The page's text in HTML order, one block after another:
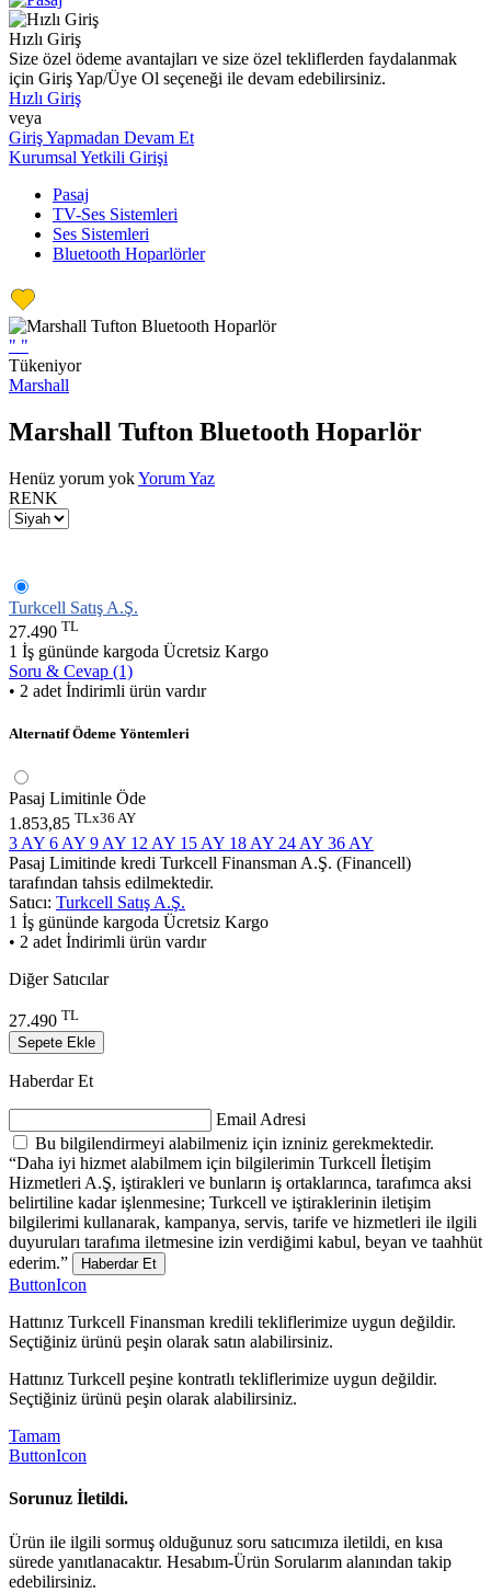
Hızlı Giriş
Size özel ödeme avantajları ve size özel tekliflerden faydalanmak
için Giriş Yap/Üye Ol seçeneği ile devam edebilirsiniz.
Hızlı Giriş
veya
Giriş Yapmadan Devam Et
Kurumsal Yetkili Girişi
Pasaj
TV-Ses Sistemleri
Ses Sistemleri
Bluetooth Hoparlörler
" "
Tükeniyor
Marshall
Marshall Tufton Bluetooth Hoparlör
Henüz yorum yokYorum Yaz
RENK
Turkcell Satış A.Ş.
27.490 TL
1 İş gününde kargoda Ücretsiz Kargo
Soru & Cevap (1)
• 2 adet İndirimli ürün vardır
Alternatif Ödeme Yöntemleri
Pasaj Limitinle Öde
1.853,85 TLx36 AY
3 AY 6 AY 9 AY 12 AY 15 AY 18 AY 24 AY 36 AY
Pasaj Limitinde kredi Turkcell Finansman A.Ş. (Financell)
tarafından tahsis edilmektedir.
Satıcı: Turkcell Satış A.Ş.
1 İş gününde kargoda Ücretsiz Kargo
• 2 adet İndirimli ürün vardır
Diğer Satıcılar
27.490 TL
Sepete Ekle
Haberdar Et
Email Adresi
Bu bilgilendirmeyi alabilmeniz için izniniz gerekmektedir.
“Daha iyi hizmet alabilmem için bilgilerimin Turkcell İletişim
Hizmetleri A.Ş, iştirakleri ve bunların iş ortaklarınca, tarafımca aksi
belirtiline kadar işlenmesine; Turkcell ve iştiraklerinin iletişim
bilgilerimi kullanarak, kampanya, servis, tarife ve hizmetleri ile ilgili
duyuruları tarafıma iletmesine izin verdiğimi kabul, beyan ve taahhüt
ederim.”
Haberdar Et
ButtonIcon
Hattınız Turkcell Finansman kredili tekliflerimize uygun değildir.
Seçtiğiniz ürünü peşin olarak satın alabilirsiniz.
Hattınız Turkcell peşine kontratlı tekliflerimize uygun değildir.
Seçtiğiniz ürünü peşin olarak alabilirsiniz.
Tamam
ButtonIcon
Sorunuz İletildi.
Ürün ile ilgili sormuş olduğunuz soru satıcımıza iletildi, en kısa
sürede yanıtlanacaktır. Hesabım-Ürün Sorularım alanından takip
edebilirsiniz.